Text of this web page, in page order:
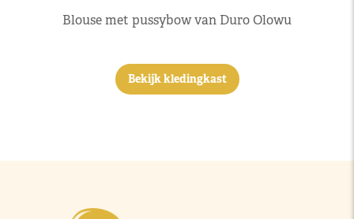
Blouse met pussybow van Duro Olowu
Bekijk kledingkast